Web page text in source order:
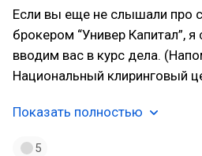
Если вы еще не слышали про
брокером “Универ Капитал”,
вводим вас в курс дела.
Национальный клиринговый
Показать полностью
5